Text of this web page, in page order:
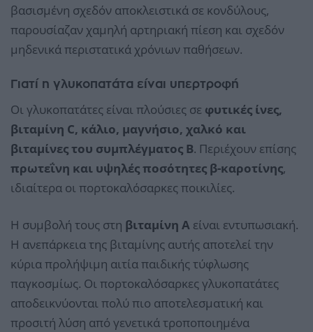
βασισμένη σχεδόν αποκλειστικά σε κονδύλους,
παρουσίαζαν χαμηλή αρτηριακή πίεση και σχεδόν
μηδενικά περιστατικά χρόνιων παθήσεων.
Γιατί η γλυκοπατάτα είναι υπερτροφή
Οι γλυκοπατάτες είναι πλούσιες σε φυτικές ίνες,
βιταμίνη C, κάλιο, μαγνήσιο, χαλκό και
βιταμίνες του συμπλέγματος Β. Περιέχουν επίσης
πρωτεΐνη και υψηλές ποσότητες β-καροτίνης,
ιδιαίτερα οι πορτοκαλόσαρκες ποικιλίες.
Η συμβολή τους στη βιταμίνη Α είναι εντυπωσιακή.
Η ανεπάρκεια της βιταμίνης αυτής αποτελεί την
κύρια προλήψιμη αιτία παιδικής τύφλωσης
παγκοσμίως. Οι πορτοκαλόσαρκες γλυκοπατάτες
αποδεικνύονται πολύ πιο αποτελεσματική και
προσιτή λύση από γενετικά τροποποιημένα